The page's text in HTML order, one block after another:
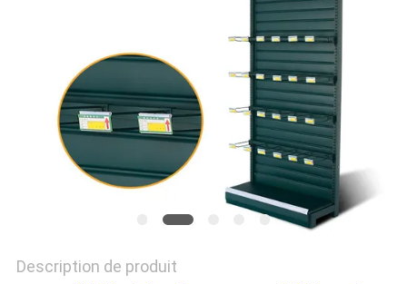
PRIVACY
POLICY
Description de produit